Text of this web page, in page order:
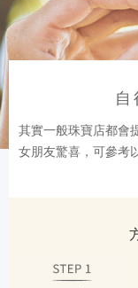
自
其實一般珠寶店都會
女朋友驚喜，可參考